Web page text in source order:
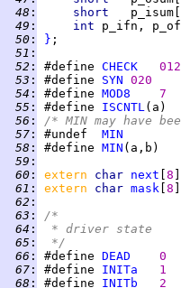
  48
: short p_isum[
  49
:
int
  50
: }
  51
:
  52
: #define CHECK
  53
: #define SYN 020
  54
: #define MOD8
7
  55
: #define ISCNTL (a)
  56
:
/* MIN may have
  57
: #undef MIN
  58
: #define MIN
  59
:
  60
: extern char next 8
  61
: extern char mask 8
  62
:
  63
:
/*
  64
:
* driver state
  65
:
*/
  66
: #define DEAD
0
  67
: #define INITa
1
  68
: #define INITb
2